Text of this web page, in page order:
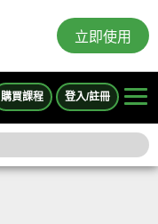
立即使用
購買課程 登入/註冊